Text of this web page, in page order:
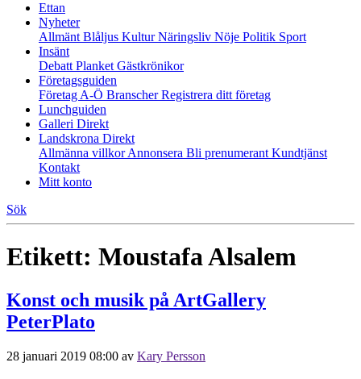
Ettan
Nyheter
Allmänt Blåljus KulturNäringsliv Nöje Politik Sport
Insänt
Debatt Planket Gästkrönikor
Företagsguiden
Företag A-Ö BranscherRegistrera ditt företag
Lunchguiden
Galleri Direkt
Landskrona Direkt
Allmänna villkorAnnonsera Bli prenumerant Kundtjänst
Kontakt
Mitt konto
Sök
Etikett: Moustafa Alsalem
Konst och musik på ArtGallery
PeterPlato
28 januari 2019 08:00 av Kary Persson